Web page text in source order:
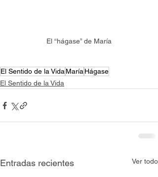
El “hágase” de María
El Sentido de la Vida María Hágase
El Sentido de la Vida
Entradas recientes Ver todo